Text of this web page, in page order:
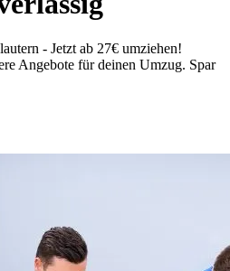
- Jetzt ab 27€ umziehen!
Angebote für deinen Umzug. Spar